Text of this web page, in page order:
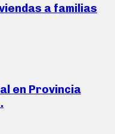
a familias
en Provincia